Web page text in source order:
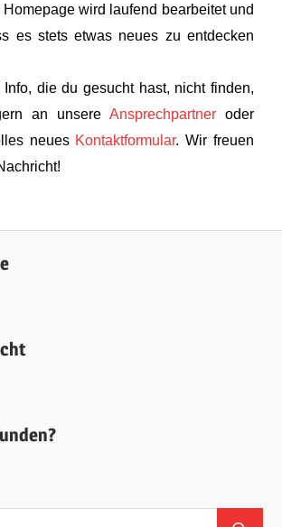
wird laufend bearbeitet und
es stets etwas neues zu entdecken
die du gesucht hast, nicht finden,
an unsere Ansprechpartner oder
neues Kontaktformular. Wir freuen